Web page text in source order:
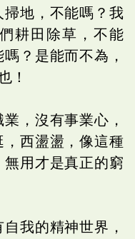
地，不能嗎？我
耕田除草，不能
？是能而不為，
！
，沒有事業心，
西盪盪，像這種
無用才是真正的窮
我的精神世界，